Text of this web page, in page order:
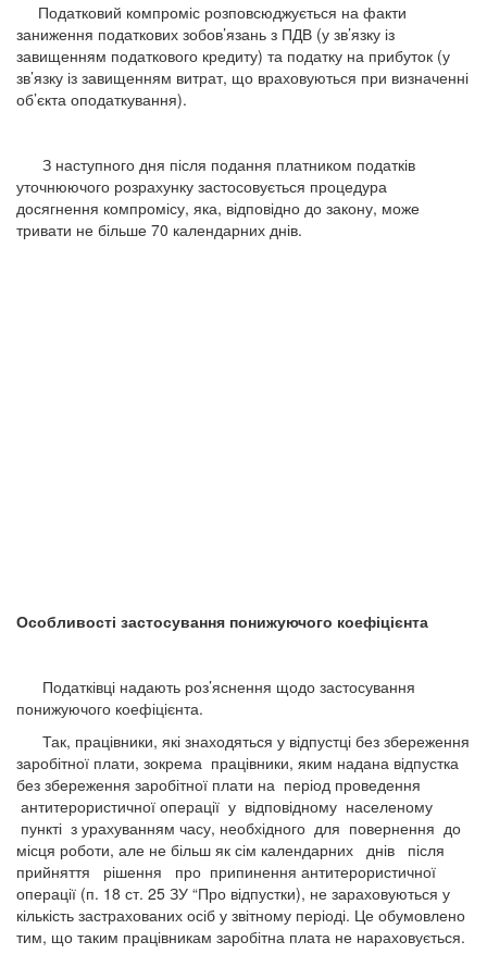
Податковий компроміс розповсюджується на факти
заниження податкових зобов’язань з ПДВ (у зв’язку із
завищенням податкового кредиту) та податку на прибуток (у
зв’язку із завищенням витрат, що враховуються при визначенні
об’єкта оподаткування).
З наступного дня після подання платником податків
уточнюючого розрахунку застосовується процедура
досягнення компромісу, яка, відповідно до закону, може
тривати не більше 70 календарних днів.
Особливості застосування понижуючого коефіцієнта
Податківці надають роз’яснення щодо застосування
понижуючого коефіцієнта.
Так, працівники, які знаходяться у відпустці без збереження
заробітної плати, зокрема працівники, яким надана відпустка
без збереження заробітної плати на період проведення
антитерористичної операції у відповідному населеному
пункті з урахуванням часу, необхідного для повернення до
місця роботи, але не більш як сім календарних днів після
прийняття рішення про припинення антитерористичної
операції (п. 18 ст. 25 ЗУ “Про відпустки), не зараховуються у
кількість застрахованих осіб у звітному періоді. Це обумовлено
тим, що таким працівникам заробітна плата не нараховується.